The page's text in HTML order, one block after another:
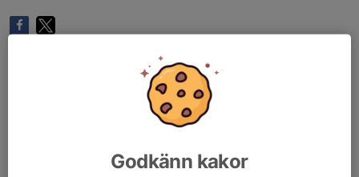
Godkänn kakor